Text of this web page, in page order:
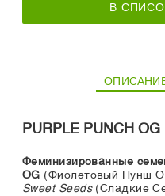
В
PURPLE PUNCH OG
Феминизированные
OG (Фиолетовый Пунш
Sweet Seeds(Сладкие